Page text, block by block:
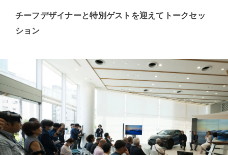
チーフデザイナーと特別ゲストを迎えてトークセッ
ション